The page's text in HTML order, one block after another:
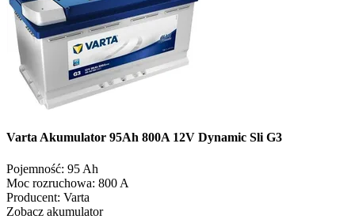
Varta Akumulator 95Ah 800A 12V Dynamic Sli G3
Pojemność: 95 Ah
Moc rozruchowa: 800 A
Producent: Varta
Zobacz akumulator